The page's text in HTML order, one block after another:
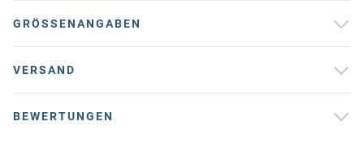
GRÖSSENANGABEN
VERSAND
BEWERTUNGEN